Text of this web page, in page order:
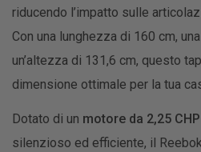
riducendo l’impatto sulle
Con una lunghezza di 160 cm,
un’altezza di 131,6 cm, questo
dimensione ottimale per la tua
Dotato di un motore da 2,25
silenzioso ed efficiente, il